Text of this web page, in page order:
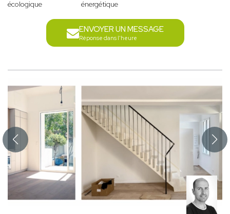
écologique énergétique
ENVOYER UN MESSAGE
Réponse dans l'heure